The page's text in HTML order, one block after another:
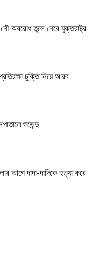
অবরোধ তুলে নেবে যুক্তরাষ্ট্র
চুক্তি নিয়ে আরব
শুভেন্দু
আগে দাদা-দাদিকে হত্যা করে